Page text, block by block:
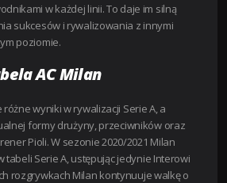
w każdej linii. To daje im silną
sukcesów i rywalizowania z innymi
poziomie.
AC Milan
wyniki w rywalizacji Serie A, a
formy drużyny, przeciwników oraz
Pioli. W sezonie 2020/2021 Milan
tabeli Serie A, ustępując jedynie Interowi
rozgrywkach Milan kontynuuje walkę o